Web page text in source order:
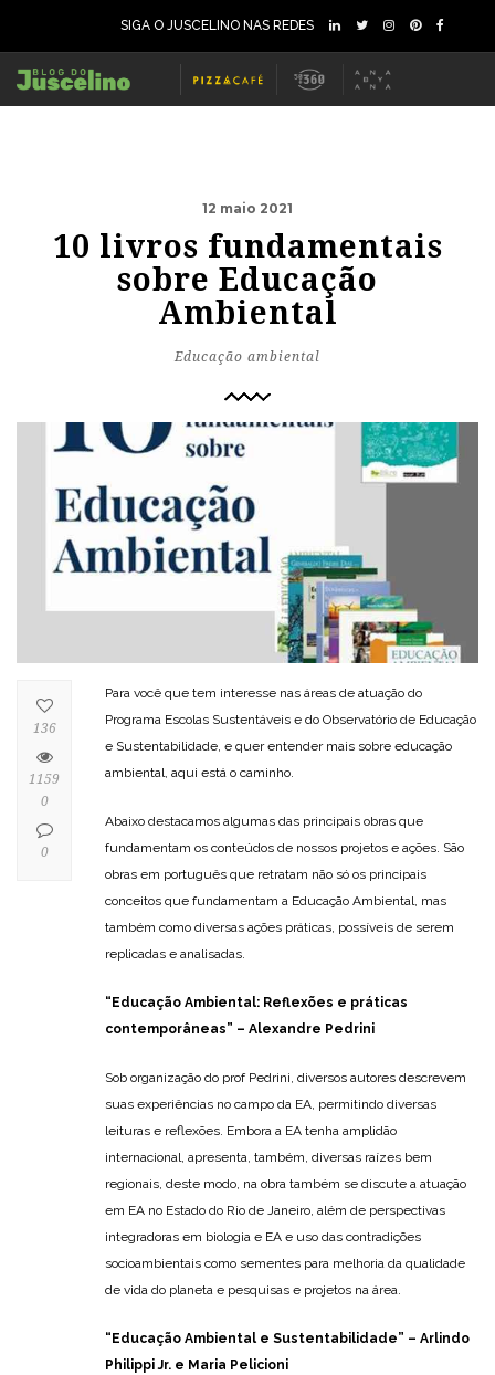
SIGA O JUSCELINO NAS REDES
12 maio 2021
10 livros fundamentais
sobre Educação
Ambiental
Educação ambiental
Para você que tem interesse nas áreas de atuação do
Programa Escolas Sustentáveis e do Observatório de Educação
e Sustentabilidade, e quer entender mais sobre educação
ambiental, aqui está o caminho.
Abaixo destacamos algumas das principais obras que
fundamentam os conteúdos de nossos projetos e ações. São
obras em português que retratam não só os principais
conceitos que fundamentam a Educação Ambiental, mas
também como diversas ações práticas, possíveis de serem
replicadas e analisadas.
“Educação Ambiental: Reflexões e práticas
contemporâneas” – Alexandre Pedrini
Sob organização do prof Pedrini, diversos autores descrevem
suas experiências no campo da EA, permitindo diversas
leituras e reflexões. Embora a EA tenha amplidão
internacional, apresenta, também, diversas raízes bem
regionais, deste modo, na obra também se discute a atuação
em EA no Estado do Rio de Janeiro, além de perspectivas
integradoras em biologia e EA e uso das contradições
socioambientais como sementes para melhoria da qualidade
de vida do planeta e pesquisas e projetos na área.
“ Educação Ambiental e Sustentabilidade” – Arlindo
Philippi Jr. e Maria Pelicioni
136
1159
0
0